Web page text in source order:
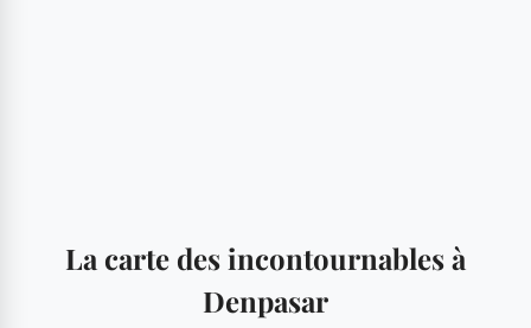
La carte des incontournables à
Denpasar